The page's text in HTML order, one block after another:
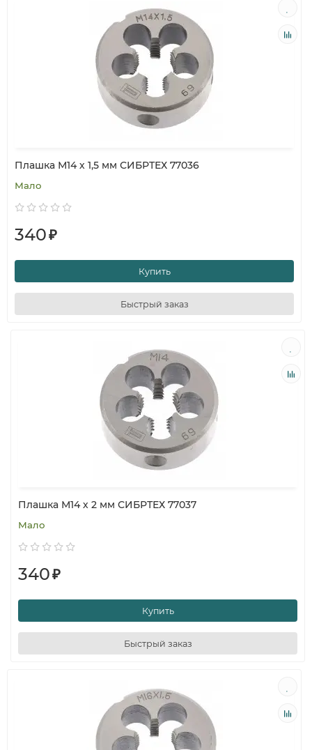
Плашка М14 х 1,5 мм СИБРТЕХ 77036
Мало
340₽
Купить
Быстрый заказ
Плашка М14 х 2 мм СИБРТЕХ 77037
Мало
340₽
Купить
Быстрый заказ